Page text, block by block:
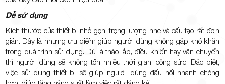
Dễ sử dụng
Kích thước của thiết bị nhỏ gọn, trọng lượng nhẹ và cấu tạo rất đơn
giản. Đây là những ưu điểm giúp người dùng không gặp khó khăn
trong quá trình sử dụng. Dù là tháo lắp, điều khiển hay vận chuyển
thì người dùng sẽ không tốn nhiều thời gian, công sức. Đặc biệt,
việc sử dụng thiết bị sẽ giúp người dùng đấu nối nhanh chóng